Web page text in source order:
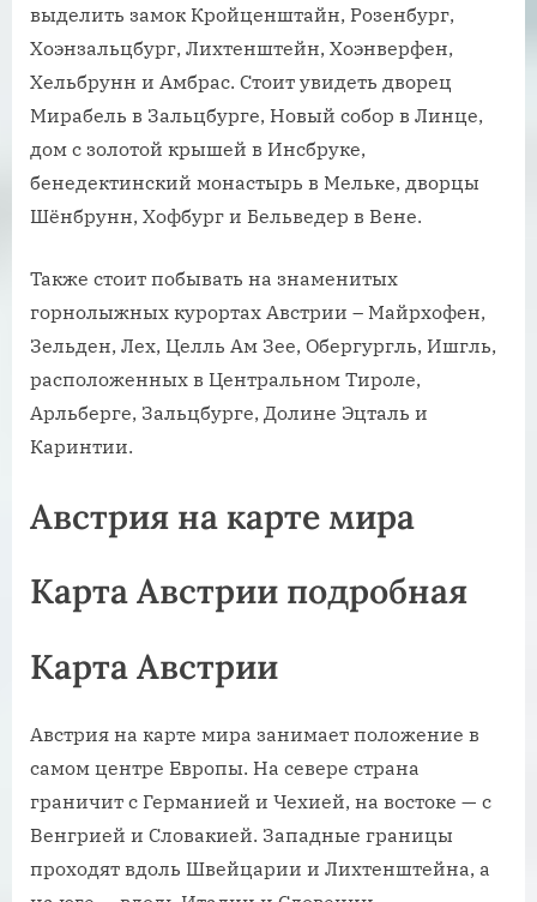
выделить замок Кройценштайн, Розенбург,
Хоэнзальцбург, Лихтенштейн, Хоэнверфен,
Хельбрунн и Амбрас. Стоит увидеть дворец
Мирабель в Зальцбурге, Новый собор в Линце,
дом с золотой крышей в Инсбруке,
бенедектинский монастырь в Мельке, дворцы
Шёнбрунн, Хофбург и Бельведер в Вене.
Также стоит побывать на знаменитых
горнолыжных курортах Австрии – Майрхофен,
Зельден, Лех, Целль Ам Зее, Обергургль, Ишгль,
расположенных в Центральном Тироле,
Арльберге, Зальцбурге, Долине Эцталь и
Каринтии.
Австрия на карте мира
Карта Австрии подробная
Карта Австрии
Австрия на карте мира занимает положение в
самом центре Европы. На севере страна
граничит с Германией и Чехией, на востоке — с
Венгрией и Словакией. Западные границы
проходят вдоль Швейцарии и Лихтенштейна, а